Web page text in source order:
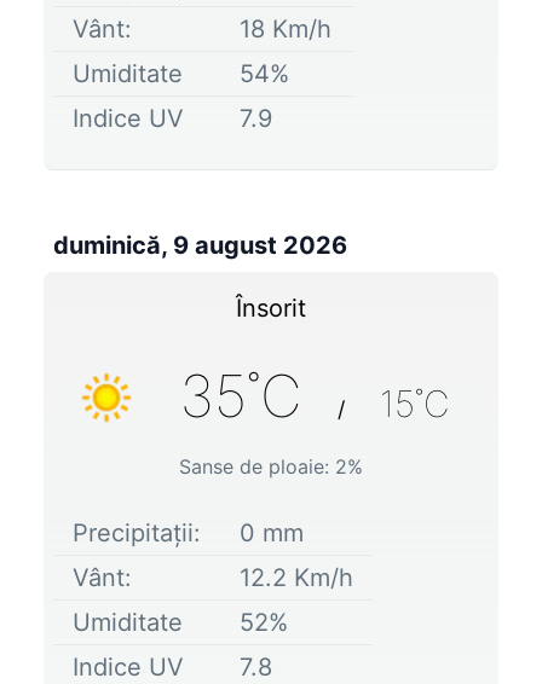
Vânt:
18 Km/h
Umiditate
54%
Indice UV
7.9
duminică, 9 august 2026
Însorit
35˚C / 15˚C
Sanse de ploaie: 2%
Precipitații: 0 mm
Vânt:
12.2 Km/h
Umiditate
52%
Indice UV
7.8